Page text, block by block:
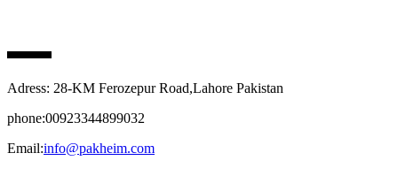
Adress: 28-KM Ferozepur Road,Lahore Pakistan
phone:00923344899032
Email:info@pakheim.com